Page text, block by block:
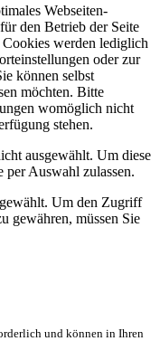
Webseiten-
den Betrieb der Seite
werden lediglich
oder zur
können selbst
möchten. Bitte
womöglich nicht
stehen.
ausgewählt. Um diese
per Auswahl zulassen.
Um den Zugriff
gewähren, müssen Sie
und können in Ihren